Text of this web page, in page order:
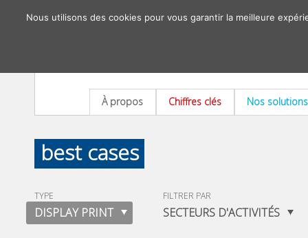
À propos Chiffres clés Nos solutions
best cases
TYPE
DISPLAY PRINT
FILTRER PAR
SECTEURS D'ACTIVITÉS
Nous utilisons des cookies pour vous garantir la meilleure